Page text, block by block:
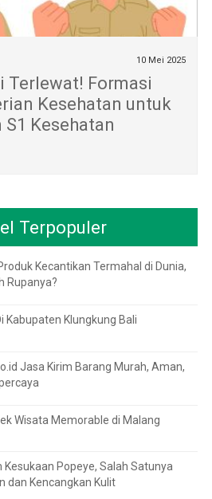
10 Mei 2025
Terlewat! Formasi
Kesehatan untuk
S1 Kesehatan
Terpopuler
Kecantikan Termahal di Dunia,
Rupanya?
Kabupaten Klungkung Bali
Jasa Kirim Barang Murah, Aman,
Wisata Memorable di Malang
Kesukaan Popeye, Salah Satunya
dan Kencangkan Kulit